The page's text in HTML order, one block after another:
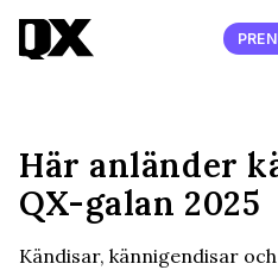
Här anländer
QX-galan 2025
Kändisar, kännigendisar